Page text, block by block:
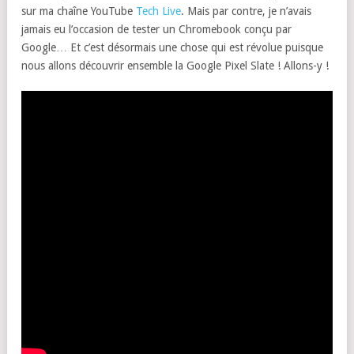
sur ma chaîne YouTube Tech Live. Mais par contre, je n’avais
jamais eu l’occasion de tester un Chromebook conçu par
Google… Et c’est désormais une chose qui est révolue puisque
nous allons découvrir ensemble la Google Pixel Slate ! Allons-y !